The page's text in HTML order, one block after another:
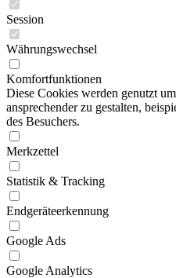
Session
Währungswechsel
Komfortfunktionen
Diese Cookies werden genutzt
ansprechender zu gestalten,
des Besuchers.
Merkzettel
Statistik & Tracking
Endgeräteerkennung
Google Ads
Google Analytics